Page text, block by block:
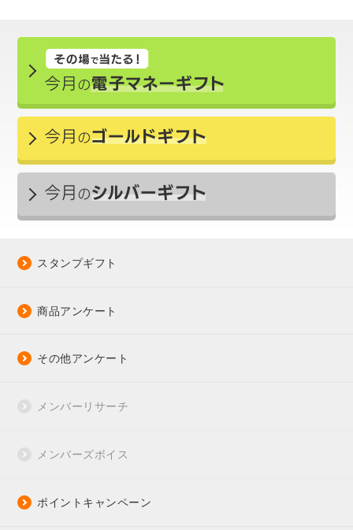
スタンプギフト
商品アンケート
その他アンケート
メンバーリサーチ
メンバーズボイス
ポイントキャンペーン